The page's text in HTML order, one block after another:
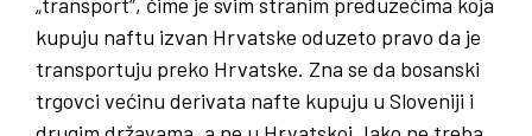
kupuju naftu izvan Hrvatske oduzeto pravo da je
transportuju preko Hrvatske. Zna se da bosanski
trgovci većinu derivata nafte kupuju u Sloveniji i